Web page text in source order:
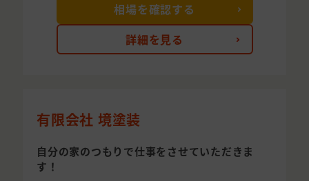
詳細を見る
相場を確認する
有限会社 境塗装
自分の家のつもりで仕事をさせていただきま
す！